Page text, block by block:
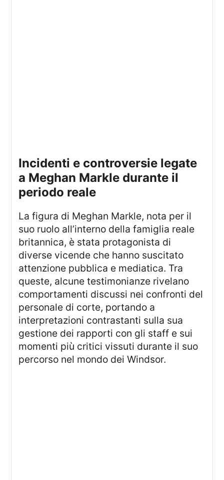
incidenti e controversie legate
a Meghan Markle durante il
periodo reale
La figura di Meghan Markle, nota per il
suo ruolo all’interno della famiglia reale
britannica, è stata protagonista di
diverse vicende che hanno suscitato
attenzione pubblica e mediatica. Tra
queste, alcune testimonianze rivelano
comportamenti discussi nei confronti del
personale di corte, portando a
interpretazioni contrastanti sulla sua
gestione dei rapporti con gli staff e sui
momenti più critici vissuti durante il suo
percorso nel mondo dei Windsor.